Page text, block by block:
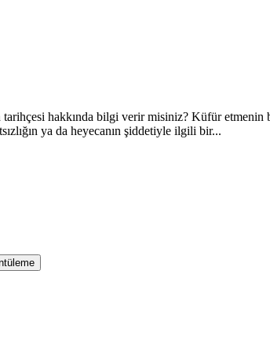
hakkında bilgi verir misiniz? Küfür etmenin
ya da heyecanın şiddetiyle ilgili bir...